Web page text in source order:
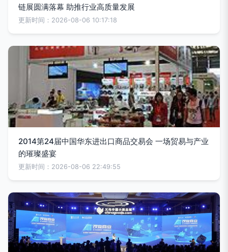
链展圆满落幕 助推行业高质量发展
更新时间：2026-08-06 10:17:18
2014第24届中国华东进出口商品交易会 一场贸易与产业
的璀璨盛宴
更新时间：2026-08-06 22:49:55